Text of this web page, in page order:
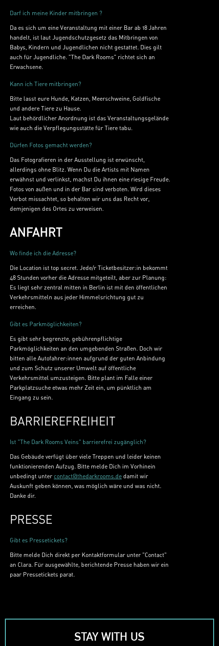
Darf ich meine Kinder mitbringen ?
Da es sich um eine Veranstaltung mit einer Bar ab 18 Jahren
handelt, ist laut Jugendschutzgesetz das Mitbringen von
Babys, Kindern und Jugendlichen nicht gestattet. Dies gilt
auch für Jugendliche. "The Dark Rooms" richtet sich an
Erwachsene.
Kann ich Tiere mitbringen?
Bitte lasst eure Hunde, Katzen, Meerschweine, Goldfische
und andere Tiere zu Hause.
Laut behördlicher Anordnung ist das Veranstaltungsgelände
wie auch die Verpflegungsstätte für Tiere tabu.
Dürfen Fotos gemacht werden?
Das Fotografieren in der Ausstellung ist erwünscht,
allerdings ohne Blitz. Wenn Du die Artists mit Namen
erwähnst und verlinkst, machst Du ihnen eine riesige Freude.
Fotos von außen und in der Bar sind verboten. Wird dieses
Verbot missachtet, so behalten wir uns das Recht vor,
demjenigen des Ortes zu verweisen.
ANFAHRT
Wo finde ich die Adresse?
Die Location ist top secret. Jede/r Ticketbesitzer:in bekommt
48 Stunden vorher die Adresse mitgeteilt, aber zur Planung:
Es liegt sehr zentral mitten in Berlin ist mit den öffentlichen
Verkehrsmitteln aus jeder Himmelsrichtung gut zu
erreichen.
Gibt es Parkmöglichkeiten?
Es gibt sehr begrenzte, gebührenpflichtige
Parkmöglichkeiten an den umgebenden Straßen. Doch wir
bitten alle Autofahrer:innen aufgrund der guten Anbindung
und zum Schutz unserer Umwelt auf öffentliche
Verkehrsmittel umzusteigen. Bitte plant im Falle einer
Parkplatzsuche etwas mehr Zeit ein, um pünktlich am
Eingang zu sein.
BARRIEREFREIHEIT
Ist "The Dark Rooms Veins" barrierefrei zugänglich?
Das Gebäude verfügt über viele Treppen und leider keinen
funktionierenden Aufzug. Bitte melde Dich im Vorhinein
unbedingt unter contact@thedarkrooms.de damit wir
Auskunft geben können, was möglich wäre und was nicht.
Danke dir.
PRESSE
Gibt es Pressetickets?​
Bitte melde Dich direkt per Kontaktformular unter "Contact"
an Clara. Für ausgewählte, berichtende Presse haben wir ein
paar Pressetickets parat.
STAY WITH US